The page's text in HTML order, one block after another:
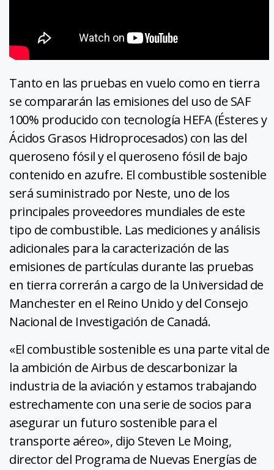
Tanto en las pruebas en vuelo como en tierra
se compararán las emisiones del uso de SAF
100% producido con tecnología HEFA (Ésteres y
Ácidos Grasos Hidroprocesados) con las del
queroseno fósil y el queroseno fósil de bajo
contenido en azufre. El combustible sostenible
será suministrado por Neste, uno de los
principales proveedores mundiales de este
tipo de combustible. Las mediciones y análisis
adicionales para la caracterización de las
emisiones de partículas durante las pruebas
en tierra correrán a cargo de la Universidad de
Manchester en el Reino Unido y del Consejo
Nacional de Investigación de Canadá.
«El combustible sostenible es una parte vital de
la ambición de Airbus de descarbonizar la
industria de la aviación y estamos trabajando
estrechamente con una serie de socios para
asegurar un futuro sostenible para el
transporte aéreo», dijo Steven Le Moing,
director del Programa de Nuevas Energías de